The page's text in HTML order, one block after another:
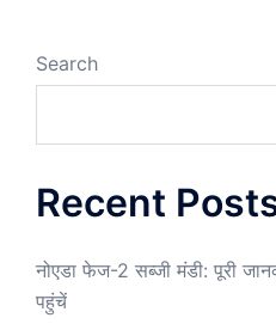
Search
Recent
नोएडा फेज-2 सब्जी मंडी: पूरी
पहुंचें